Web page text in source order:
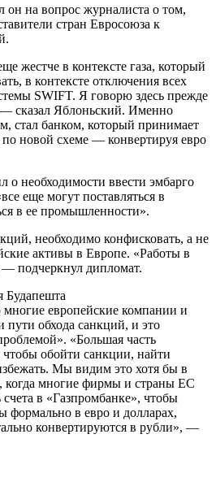
он на вопрос журналиста о том,
стран Евросоюза к
жестче в контексте газа, который
в контексте отключения всех
SWIFT. Я говорю здесь прежде
— сказал Яблоньский. Именно
стал банком, который принимает
по новой схеме — конвертируя евро
о необходимости ввести эмбарго
еще могут поставляться в
в ее промышленности».
необходимо конфисковать, а не
активы в Европе. «Работы в
— подчеркнул дипломат.
Будапешта
европейские компании и
пути обхода санкций, и это
«Большая часть
чтобы обойти санкции, найти
Мы видим это хотя бы в
когда многие фирмы и страны ЕС
в «Газпромбанке», чтобы
формально в евро и долларах,
конвертируются в рубли», —